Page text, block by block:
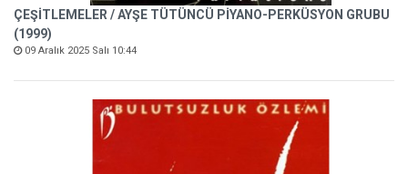
ÇEŞİTLEMELER / AYŞE TÜTÜNCÜ PİYANO-PERKÜSYON GRUBU
(1999)
09 Aralık 2025 Salı 10:44